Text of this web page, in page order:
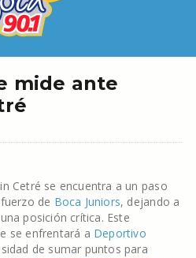
mide ante
Cetré se encuentra a un paso
de Boca Juniors, dejando a
posición crítica. Este
se enfrentará a Deportivo
de sumar puntos para